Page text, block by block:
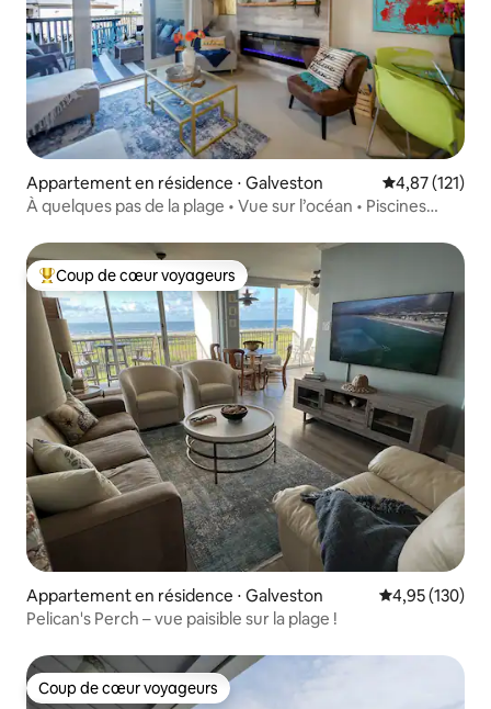
Appartement en résidence ⋅ Galveston Évaluation
4,87 (121)
À quelques pas de la plage • Vue sur l’océan • Piscines
Coups de cœur voyageurs les plus appréciés
Coup de cœur voyageurs
Appartement en résidence ⋅ Galveston Évaluation
4,95 (130)
Pelican's Perch – vue paisible sur la plage !
Coup de cœur voyageurs
Coup de cœur voyageurs